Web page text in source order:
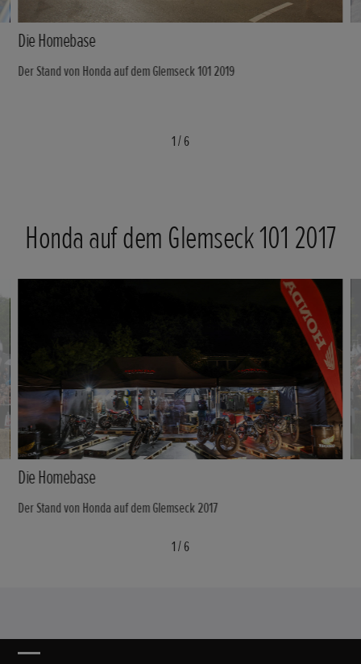
Die Homebase
Der Stand von Honda auf dem Glemseck 101 2019
1/6
Honda auf dem Glemseck 101 2017
Die Homebase
Der Stand von Honda auf dem Glemseck 2017
1/6